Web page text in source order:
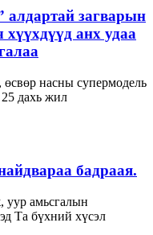
алдартай загварын
анх удаа
насны супермодель
дахь жил
бадраая.
уур амьсгалын
Та бүхний хүсэл